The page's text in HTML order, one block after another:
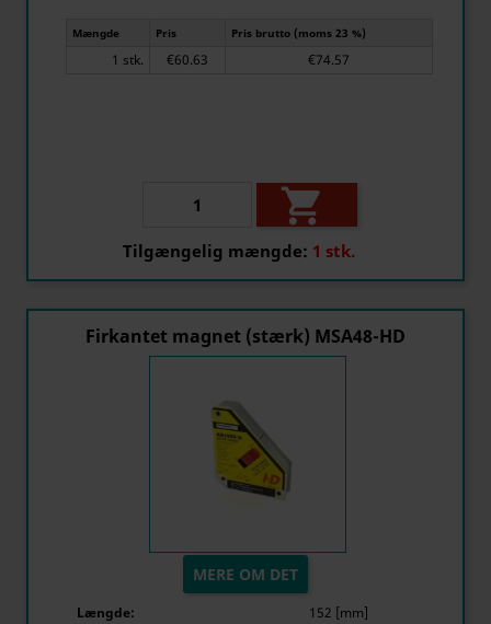
Mængde Pris Pris brutto (moms 23 %)
1 stk. €60.63 €74.57

Tilgængelig mængde: 1 stk.
Firkantet magnet (stærk) MSA48-HD
MERE OM DET
Længde:
152 [mm]